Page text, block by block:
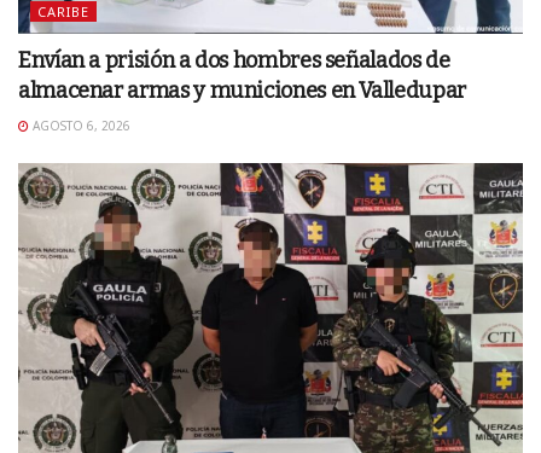
CARIBE
Envían a prisión a dos hombres señalados de
almacenar armas y municiones en Valledupar
AGOSTO 6, 2026